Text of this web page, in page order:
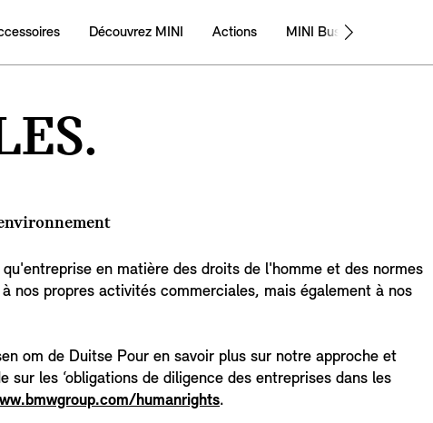
Découvrez MINI Actions MINI Business
en matière des droits de l'homme et des normes
nos propres activités commerciales, mais également à nos
om de Duitse Pour en savoir plus sur notre approche et
les ‘obligations de diligence des entreprises dans les
humanrights.